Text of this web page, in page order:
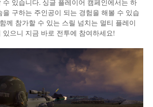
수 있습니다. 싱글 플레이어 캠페인에서는 하
을 구하는 주인공이 되는 경험을 해볼 수 있습
께 참가할 수 있는 스릴 넘치는 멀티 플레이
있으니 지금 바로 전투에 참여하세요!